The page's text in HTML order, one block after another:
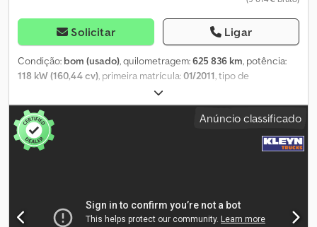
Solicitar Ligar
Condição: bom (usado), quilometragem:625 836 km, potência:
118 kW (160,44 cv), primeira matrícula:01/2011, tipo de
, tamanho do pneu:
de eixo:4x2, distância entre eixos:3 900 mm, combustível:diesel,
cor:branco cabina diurna, tipo de
engrenagem:
, classe de
emissão:
mm
, Ano de fabrico:2011, Equipamento: ABS, aquecedor de
assento, controlo de velocidade de cruzeiro, espelho retrovisor
Anúncio classificado